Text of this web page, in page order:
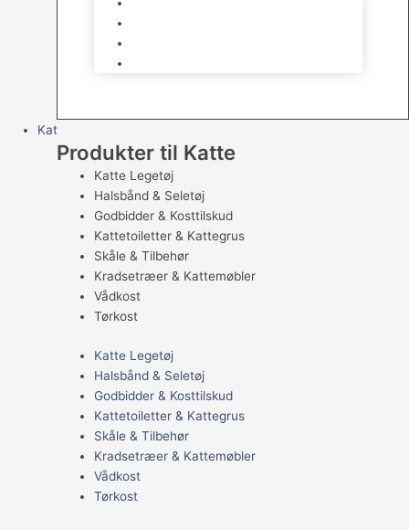
Kat
Produkter til Katte
Katte Legetøj
Halsbånd & Seletøj
Godbidder & Kosttilskud
Kattetoiletter & Kattegrus
Skåle & Tilbehør
Kradsetræer & Kattemøbler
Vådkost
Tørkost
Katte Legetøj
Halsbånd & Seletøj
Godbidder & Kosttilskud
Kattetoiletter & Kattegrus
Skåle & Tilbehør
Kradsetræer & Kattemøbler
Vådkost
Tørkost